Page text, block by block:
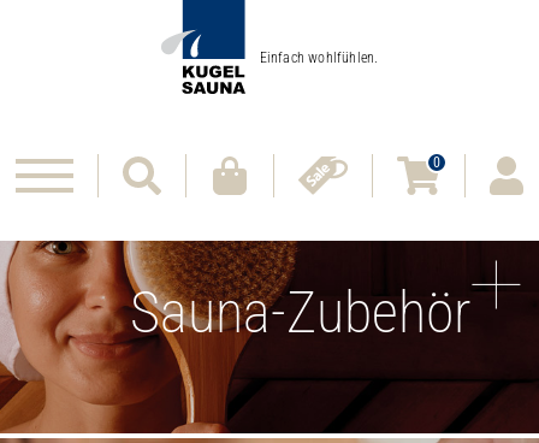
0
Einfach wohlfühlen.
Sauna-Zubehör